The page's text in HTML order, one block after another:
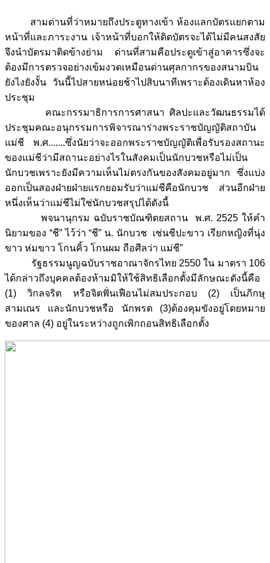
สามด่านที่ว่าหมายถึงประตูทางเข้า ห้องแลกบัตรแยกตาม
หน้าที่และภาระงาน เจ้าหน้าที่บอกให้ติดบัตรจะได้ไม่มีคนสงสัย
จึงนำบัตรมาติดข้างย่าม ด่านที่สามคือประตูเข้าสู่อาคารซึ่งจะ
ต้องมีการตรวจอย่างเข้มงวดเหมือนด่านศุลกากรของสนามบิน
ยังไงยังงั้น วันนี้ไปสายหน่อยช้าไปสิบนาทีเพราะต้องเดินหาห้อง
ประชุม
คณะกรรมาธิการการศาสนา ศิลปะและวัฒนธรรมได้
ประชุมคณะอนุกรรมการพิจารณาร่างพระราชบัญญัติสถาบัน
แม่ชี พ.ศ.......ซึ่งนัยว่าจะออกพระราชบัญญัติเพื่อรับรองสถานะ
ของแม่ชีว่ามีสถานะอย่างไรในสังคมเป็นนักบวชหรือไม่เป็น
นักบวชเพราะยังมีความเห็นไม่ตรงกันของสังคมอยู่มาก ซึ่งแบ่ง
ออกเป็นสองฝ่ายฝ่ายแรกยอมรับว่าแม่ชีคือนักบวช ส่วนอีกฝ่าย
หนึ่งเห็นว่าแม่ชีไม่ใช่นักบวชสรุปได้ดังนี้
พจนานุกรม ฉบับราชบัณฑิตยสถาน พ.ศ. 2525 ให้คำ
นิยามของ “ชี” ไว้ว่า “ชี” น. นักบวช เช่นชีปะขาว เรียกหญิงที่นุ่ง
ขาว ห่มขาว โกนคิ้ว โกนผม ถือศีลว่า แม่ชี”
รัฐธรรมนูญฉบับราชอาณาจักรไทย 2550 ใน มาตรา 106
ได้กล่าวถึงบุคคลต้องห้ามมิให้ใช้สิทธิเลือกตั้งมีลักษณะดังนี้คือ
(1) วิกลจริต หรือจิตฟั่นเฟือนไม่สมประกอบ (2) เป็นภิกษุ
สามเณร และนักบวชหรือ นักพรต (3)ต้องคุมขังอยู่โดยหมาย
ของศาล (4) อยู่ในระหว่างถูกเพิกถอนสิทธิเลือกตั้ง